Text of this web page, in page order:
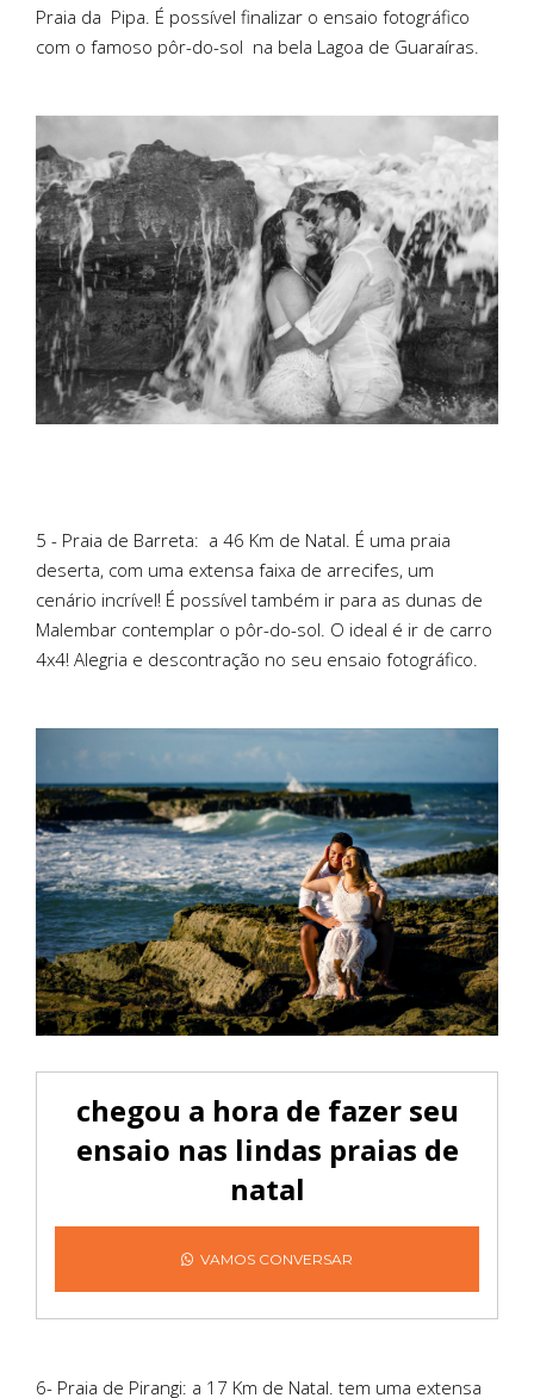
Praia da Pipa. É possível finalizar o ensaio fotográfico
com o famoso pôr-do-sol na bela Lagoa de Guaraíras.
5 - Praia de Barreta: a 46 Km de Natal. É uma praia
deserta, com uma extensa faixa de arrecifes, um
cenário incrível! É possível também ir para as dunas de
Malembar contemplar o pôr-do-sol. O ideal é ir de carro
4x4! Alegria e descontração no seu ensaio fotográfico.
chegou a hora de fazer seu
ensaio nas lindas praias de
natal
VAMOS CONVERSAR
6- Praia de Pirangi: a 17 Km de Natal. tem uma extensa